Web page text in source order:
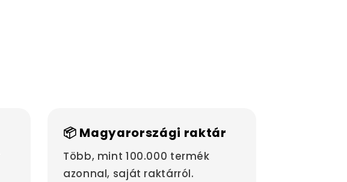
📦 Magyarországi raktár
Több, mint 100.000 termék
azonnal, saját raktárról.